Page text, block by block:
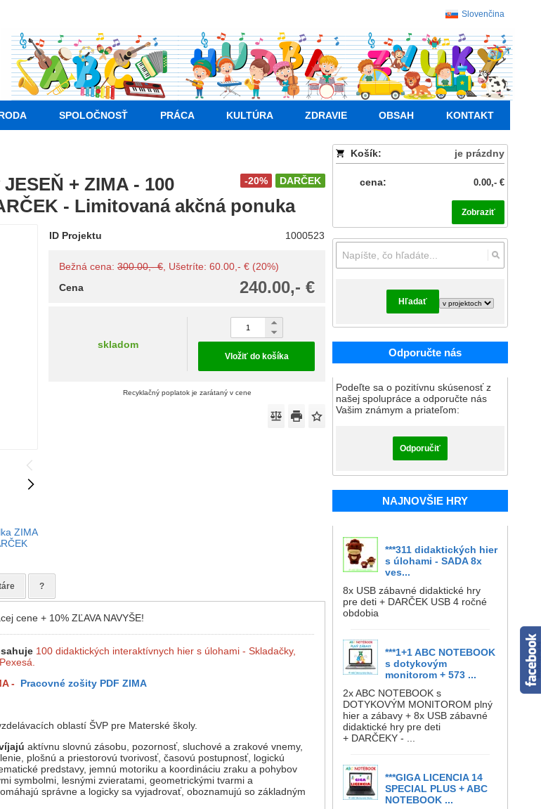
Slovenčina
SPOLOČNOSŤ PRÁCA KULTÚRA ZDRAVIE OBSAH KONTAKT
Košík: je prázdny
cena: 0.00,- €
Zobraziť
Hľadať
Odporučte nás
Podeľte sa o pozitívnu skúsenosť z
našej spolupráce a odporučte nás
Vašim známym a priateľom:
Odporučiť
NAJNOVŠIE HRY
***311 didaktických hier
s úlohami - SADA 8x
ves...
8x USB zábavné didaktické hry
pre deti + DARČEK USB 4 ročné
obdobia
***1+1 ABC NOTEBOOK
s dotykovým
monitorom + 573 ...
2x ABC NOTEBOOK s
DOTYKOVÝM MONITOROM plný
hier a zábavy + 8x USB zábavné
didaktické hry pre deti
+ DARČEKY - ...
***GIGA LICENCIA 14
SPECIAL PLUS + ABC
NOTEBOOK ...
DARČEK
-20%
+ ZIMA - 100
- Limitovaná akčná ponuka
ZIMA
ID Projektu 1000523
Bežná cena: 300.00,- € , Ušetríte: 60.00,- € (20%)
240.00,- €
Cena
skladom
Vložiť do košíka
Recyklačný poplatok je zarátaný v cene
?
cene + 10% ZĽAVA NAVYŠE!
100 didaktických interaktívnych hier s úlohami - Skladačky,
- Pracovné zošity PDF ZIMA
oblastí ŠVP pre Materské školy.
aktívnu slovnú zásobu, pozornosť, sluchové a zrakové vnemy,
plošnú a priestorovú tvorivosť, časovú postupnosť, logickú
predstavy, jemnú motoriku a koordináciu zraku a pohybov
symbolmi, lesnými zvieratami, geometrickými tvarmi a
správne a logicky sa vyjadrovať, oboznamujú so základným